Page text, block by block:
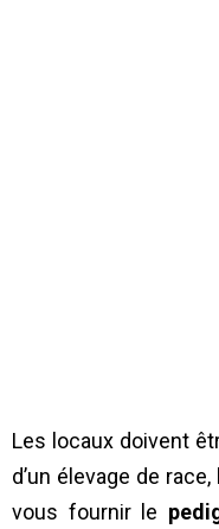
Les locaux doivent
d’un élevage de
vous fournir le